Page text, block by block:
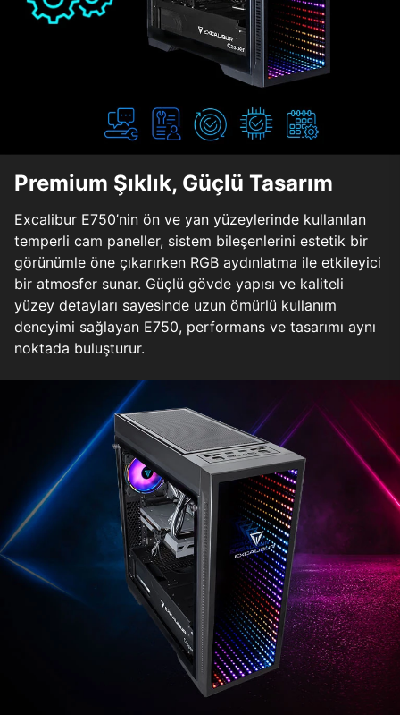
Premium Şıklık, Güçlü Tasarım
Excalibur E750’nin ön ve yan yüzeylerinde kullanılan
temperli cam paneller, sistem bileşenlerini estetik bir
görünümle öne çıkarırken RGB aydınlatma ile etkileyici
bir atmosfer sunar. Güçlü gövde yapısı ve kaliteli
yüzey detayları sayesinde uzun ömürlü kullanım
deneyimi sağlayan E750, performans ve tasarımı aynı
noktada buluşturur.